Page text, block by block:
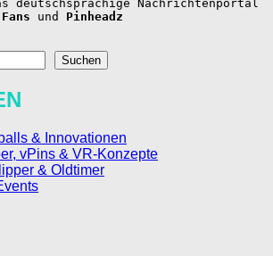
deutschsprachige Nachrichtenportal
und Pinheadz
Suchen
& Innovationen
vPins & VR-Konzepte
& Oldtimer